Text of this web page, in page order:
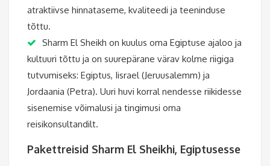
atraktiivse hinnataseme, kvaliteedi ja teeninduse
tõttu.
Sharm El Sheikh on kuulus oma Egiptuse ajaloo ja
kultuuri tõttu ja on suurepärane värav kolme riigiga
tutvumiseks: Egiptus, Iisrael (Jeruusalemm) ja
Jordaania (Petra). Uuri huvi korral nendesse riikidesse
sisenemise võimalusi ja tingimusi oma
reisikonsultandilt.
Pakettreisid Sharm El Sheikhi, Egiptusesse